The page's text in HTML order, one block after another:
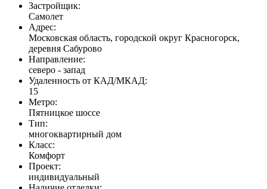
Застройщик:
Самолет
Адрес:
Московская область, городской округ Красногорск,
деревня Сабурово
Направление:
северо - запад
Удаленность от КАД/МКАД:
15
Метро:
Пятницкое шоссе
Тип:
многоквартирный дом
Класс:
Комфорт
Проект:
индивидуальный